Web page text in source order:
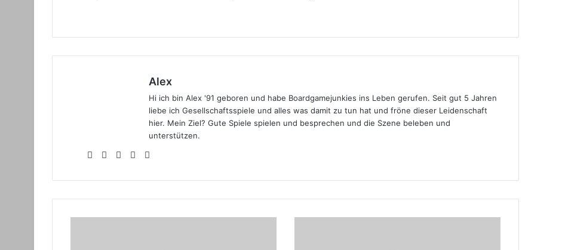
Alex
Hi ich bin Alex '91 geboren und habe Boardgamejunkies ins Leben gerufen. Seit gut 5 Jahren
liebe ich Gesellschaftsspiele und alles was damit zu tun hat und fröne dieser Leidenschaft
hier. Mein Ziel? Gute Spiele spielen und besprechen und die Szene beleben und
unterstützen.
Webseite
Facebook
X YouTube